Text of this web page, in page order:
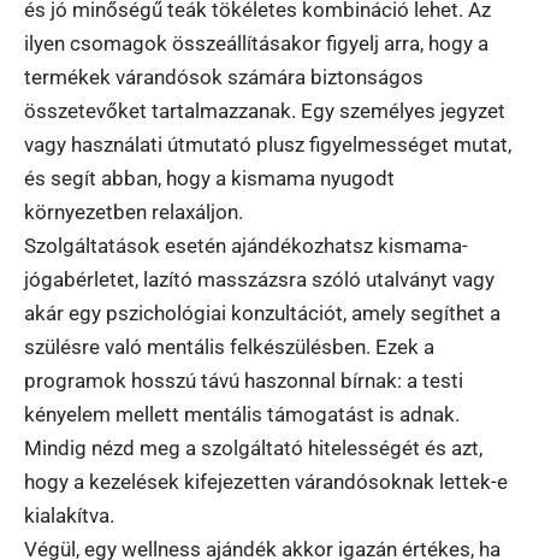
és jó minőségű teák tökéletes kombináció lehet. Az
ilyen csomagok összeállításakor figyelj arra, hogy a
termékek várandósok számára biztonságos
összetevőket tartalmazzanak. Egy személyes jegyzet
vagy használati útmutató plusz figyelmességet mutat,
és segít abban, hogy a kismama nyugodt
környezetben relaxáljon.
Szolgáltatások esetén ajándékozhatsz kismama-
jógabérletet, lazító masszázsra szóló utalványt vagy
akár egy pszichológiai konzultációt, amely segíthet a
szülésre való mentális felkészülésben. Ezek a
programok hosszú távú haszonnal bírnak: a testi
kényelem mellett mentális támogatást is adnak.
Mindig nézd meg a szolgáltató hitelességét és azt,
hogy a kezelések kifejezetten várandósoknak lettek-e
kialakítva.
Végül, egy wellness ajándék akkor igazán értékes, ha